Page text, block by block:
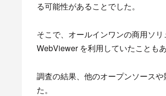
る可能性があることでした。
そこで、オールインワンの商用ソ
WebViewer を利用していたことも
調査の結果、他のオープンソース
た。